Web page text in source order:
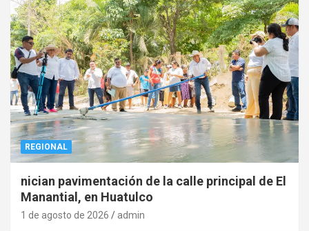
REGIONAL
nician pavimentación de la calle principal de El
Manantial, en Huatulco
1 de agosto de 2026 admin